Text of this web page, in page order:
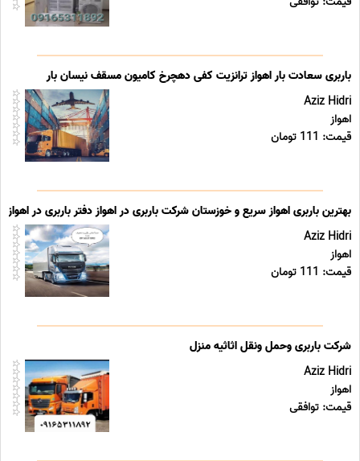
باربری سعادت بار اهواز ترانزیت کفی دهچرخ کامیون مسقف نیسان بار
Aziz Hidri
اهواز
قیمت: 111 تومان
بهترین باربری اهواز سریع و خوزستان شرکت باربری در اهواز دفتر باربری در اهواز
Aziz Hidri
اهواز
قیمت: 111 تومان
شرکت باربری وحمل ونقل اثاثیه منزل
Aziz Hidri
اهواز
قیمت: توافقی